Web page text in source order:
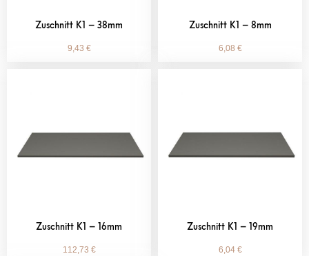
Zuschnitt K1 – 38mm
9,43 €
Zuschnitt K1 – 8mm
6,08 €
Zuschnitt K1 – 16mm
112,73 €
Zuschnitt K1 – 19mm
6,04 €